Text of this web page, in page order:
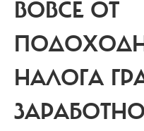
ВОВСЕ ОТ
НАЛОГА